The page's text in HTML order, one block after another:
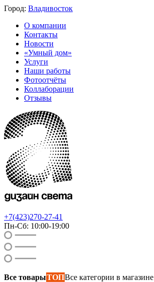
Город: Владивосток
О компании
Контакты
Новости
«Умный дом»
Услуги
Наши работы
Фотоотчёты
Коллаборации
Отзывы
+7(423)270-27-41
Пн-Сб: 10:00-19:00
Все товарыТОПВсе категории в магазине